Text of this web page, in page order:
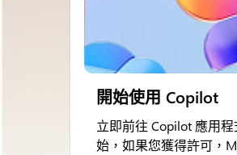
開始使用 Copilot
立即前往 Copilot 應用
始，如果您獲得許可，